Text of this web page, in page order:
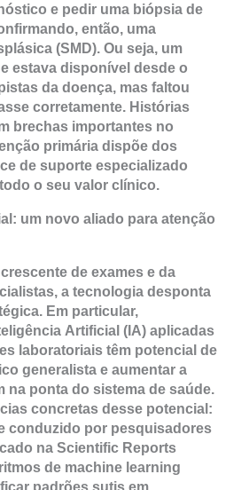
e pedir uma biópsia de
então, uma
(SMD). Ou seja, um
estava disponível desde o
da doença, mas faltou
corretamente. Histórias
brechas importantes no
primária dispõe dos
de suporte especializado
o seu valor clínico.
um novo aliado para atenção
de exames e da
a tecnologia desponta
Em particular,
Artificial (IA) aplicadas
laboratoriais têm potencial de
generalista e aumentar a
na ponta do sistema de saúde.
concretas desse potencial:
conduzido por pesquisadores
na Scientific Reports
de machine learning
padrões sutis em